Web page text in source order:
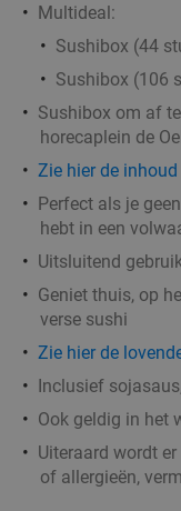
Multideal:
Sushibox (44
Sushibox (106
Sushibox om af
horecaplein de
Zie hier de
Perfect als je
hebt in een
Uitsluitend
Geniet thuis, op
verse sushi
Zie hier de
Inclusief
Ook geldig in het
Uiteraard wordt
of allergieën,